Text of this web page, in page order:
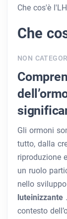
Che cos'è
Che
NON
Gli ormoni
tutto, dalla
riproduzione
un ruolo
nello
luteinizzante
contesto